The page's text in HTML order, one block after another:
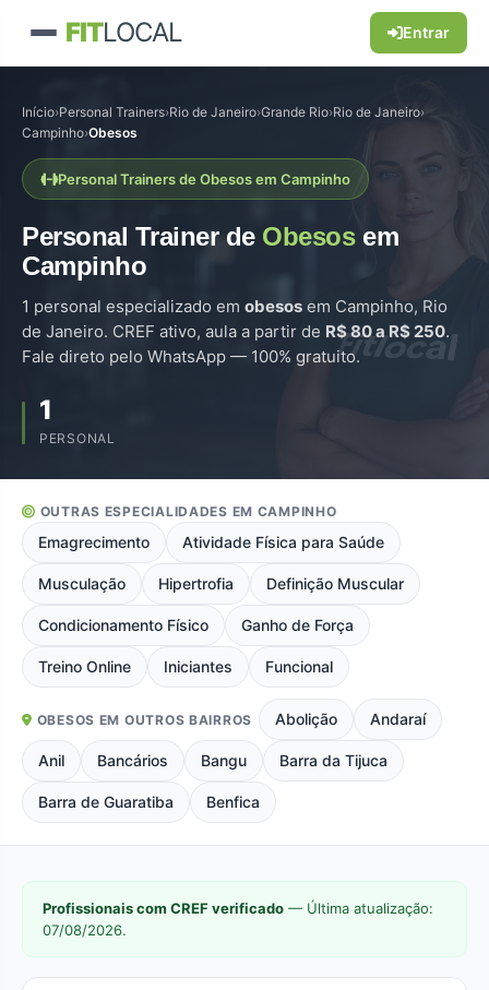
FITLOCAL Entrar
Início›Personal Trainers›Rio de Janeiro›Grande Rio›Rio de Janeiro›
Campinho›Obesos
Personal Trainers de Obesos em Campinho
Personal Trainer de Obesosem
Campinho
1 personal especializado em obesos em Campinho, Rio
de Janeiro. CREF ativo, aula a partir de R$ 80 a R$ 250.
Fale direto pelo WhatsApp — 100% gratuito.
1
PERSONAL
OUTRAS ESPECIALIDADES EM CAMPINHO
Emagrecimento Atividade Física para Saúde
Musculação Hipertrofia Definição Muscular
Condicionamento Físico Ganho de Força
Treino Online Iniciantes Funcional
OBESOS EM OUTROS BAIRROS Abolição Andaraí
Anil Bancários Bangu Barra da Tijuca
Barra de Guaratiba Benfica
Profissionais com CREF verificado — Última atualização:
07/08/2026.